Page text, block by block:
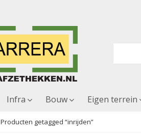
Infra Bouw Eigen terrein
Producten getagged “inrijden”